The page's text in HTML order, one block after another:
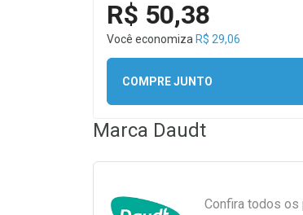
R$ 50,38
Você economiza R$ 29,06
COMPRE JUNTO
Marca Daudt
Confira todos os